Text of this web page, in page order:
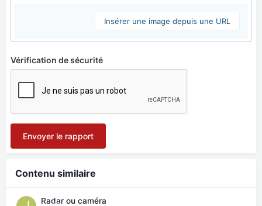
Insérer une image depuis une URL
Vérification de sécurité
Envoyer le rapport
Contenu similaire
Radar ou caméra